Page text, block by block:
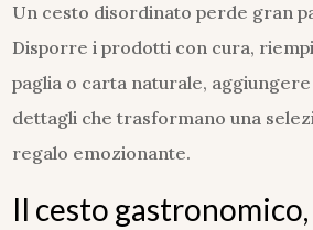
Un cesto disordinato perde gran
Disporre i prodotti con cura,
paglia o carta naturale,
dettagli che trasformano una
regalo emozionante.
Il cesto gastronomico,